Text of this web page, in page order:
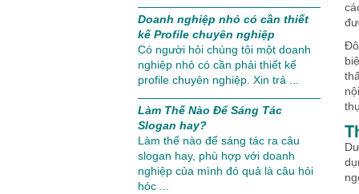
Doanh nghiệp nhỏ có cần thiết
kế Profile chuyên nghiệp
Có người hỏi chúng tôi một doanh
nghiệp nhỏ có cần phải thiết kế
profile chuyên nghiệp. Xin trả ...
Làm Thế Nào Để Sáng Tác
Slogan hay?
Làm thế nào để sáng tác ra câu
slogan hay, phù hợp với doanh
nghiệp của mình đó quả là câu hỏi
hóc ...